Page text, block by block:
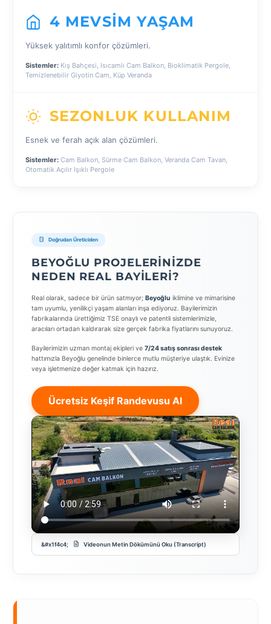
4 MEVSIM YAŞAM
Yüksek yalıtımlı konfor çözümleri.
Sistemler: Kış Bahçesi, Isıcamlı Cam Balkon, Bioklimatik Pergole,
Temizlenebilir Giyotin Cam, Küp Veranda
SEZONLUK KULLANIM
Esnek ve ferah açık alan çözümleri.
Sistemler: Cam Balkon, Sürme Cam Balkon, Veranda Cam Tavan,
Otomatik Açılır Işıklı Pergole
Doğrudan Üreticiden
BEYOĞLU PROJELERINIZDE
NEDEN REAL BAYILERI?
Real olarak, sadece bir ürün satmıyor; Beyoğlu iklimine ve mimarisine
tam uyumlu, yenilikçi yaşam alanları inşa ediyoruz. Bayilerimizin
fabrikalarında ürettiğimiz TSE onaylı ve patentli sistemlerimizle,
aracıları ortadan kaldırarak size gerçek fabrika fiyatlarını sunuyoruz.
Bayilerimizin uzman montaj ekipleri ve 7/24 satış sonrası destek
hattımızla Beyoğlu genelinde binlerce mutlu müşteriye ulaştık. Evinize
veya işletmenize değer katmak için hazırız.
Ücretsiz Keşif Randevusu Al
Videonun Metin Dökümünü Oku (Transcript)